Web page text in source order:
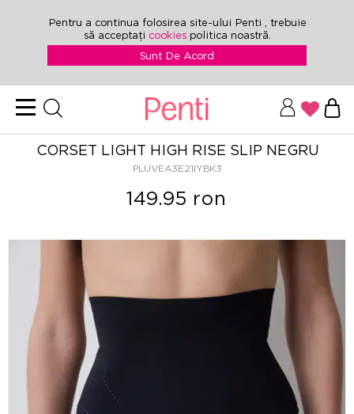
Pentru a continua folosirea site-ului Penti , trebuie
să acceptați cookies politica noastră.
Sunt De Acord
CORSET LIGHT HIGH RISE SLIP NEGRU
PLUVEA3E21IYBK3
149.95 ron